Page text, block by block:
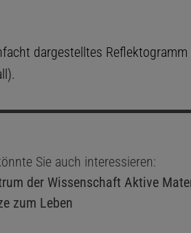
dargestelltes Reflektogramm
Sie auch interessieren:
der Wissenschaft Aktive
zum Leben